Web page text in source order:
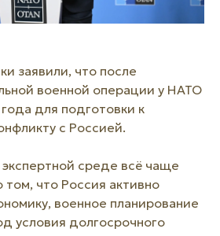
заявили, что после
военной операции у НАТО
для подготовки к
с Россией.
среде всё чаще
том, что Россия активно
военное планирование
условия долгосрочного